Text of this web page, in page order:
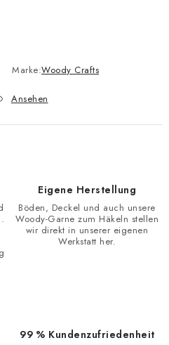
Marke:Woody Crafts
Ansehen
Eigene Herstellung
Böden, Deckel und auch unsere
Woody-Garne zum Häkeln stellen
wir direkt in unserer eigenen
Werkstatt her.
99 % Kundenzufriedenheit